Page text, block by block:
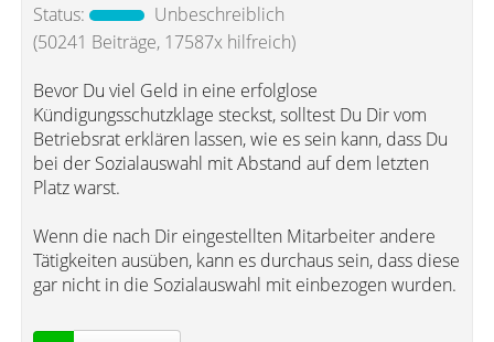
Status:
Unbeschreiblich
(50241 Beiträge, 17587x hilfreich)
Bevor Du viel Geld in eine erfolglose
Kündigungsschutzklage steckst, solltest Du Dir vom
Betriebsrat erklären lassen, wie es sein kann, dass Du
bei der Sozialauswahl mit Abstand auf dem letzten
Platz warst.
Wenn die nach Dir eingestellten Mitarbeiter andere
Tätigkeiten ausüben, kann es durchaus sein, dass diese
gar nicht in die Sozialauswahl mit einbezogen wurden.